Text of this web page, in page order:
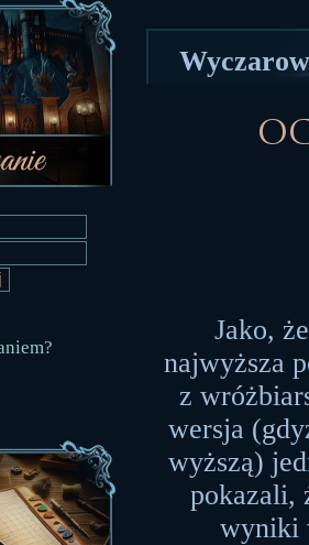
Jako,
najwyższa
z
wersja
wyższą)
pokazali,
wyniki